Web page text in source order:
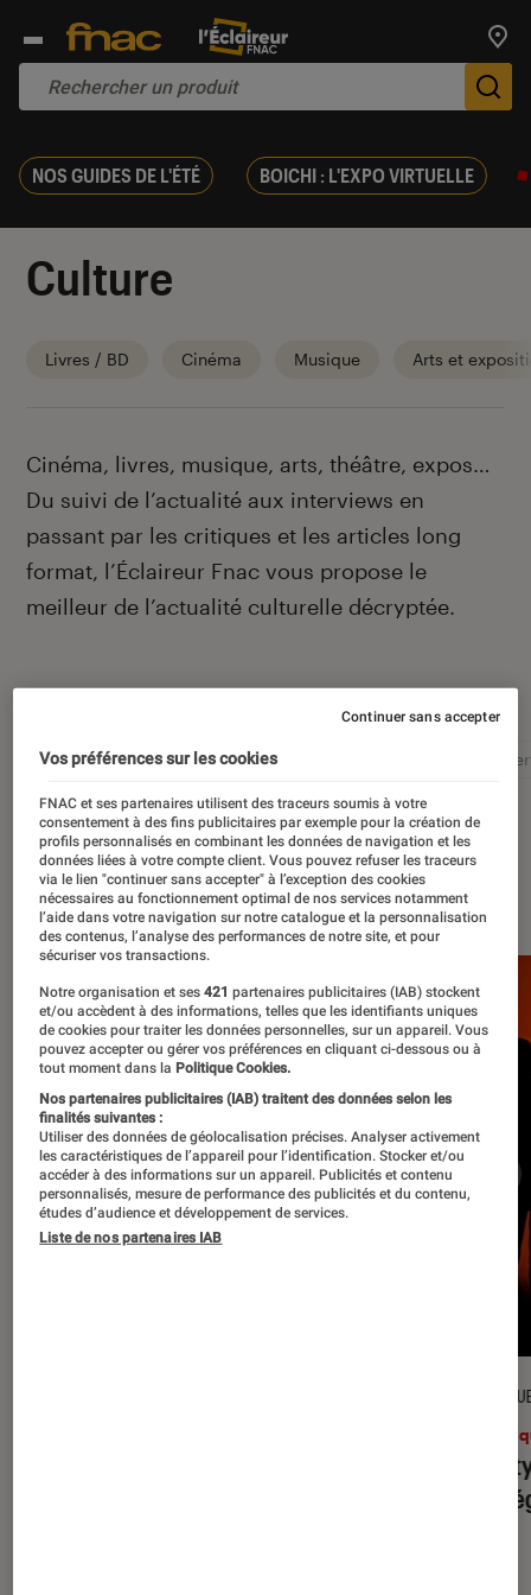
NOS GUIDES DE L'ÉTÉ BOICHI : L'EXPO VIRTUELLE
Culture
Livres / BD Cinéma Musique Arts et
Introduction
Cinéma, livres, musique, arts, théâtre, expos…
Du suivi de l’actualité aux interviews en
passant par les critiques et les articles long
format, l’Éclaireur Fnac vous propose le
meilleur de l’actualité culturelle décryptée.
Autour de ce sujet
Littérature Film Roman
À la une
leur
Vos préférences sur les cookies
FNAC et ses partenaires utilisent des traceurs soumis à votre
consentement à des fins publicitaires par exemple pour la création de
profils personnalisés en combinant les données de navigation et les
données liées à votre compte client. Vous pouvez refuser les traceurs
via le lien "continuer sans accepter" à l’exception des cookies
nécessaires au fonctionnement optimal de nos services notamment
l’aide dans votre navigation sur notre catalogue et la personnalisation
des contenus, l’analyse des performances de notre site, et pour
sécuriser vos transactions.
Notre organisation et ses421 partenaires publicitaires (IAB) stockent
et/ou accèdent à des informations, telles que les identifiants uniques
de cookies pour traiter les données personnelles, sur un appareil. Vous
pouvez accepter ou gérer vos préférences en cliquant ci-dessous ou à
tout moment dans la Politique Cookies.
Nos partenaires publicitaires (IAB) traitent des données selon les
finalités suivantes :
Utiliser des données de géolocalisation précises. Analyser activement
les caractéristiques de l’appareil pour l’identification. Stocker et/ou
accéder à des informations sur un appareil. Publicités et contenu
personnalisés, mesure de performance des publicités et du contenu,
études d’audience et développement de services.
Liste de nos partenaires IAB
Continuer sans accepter